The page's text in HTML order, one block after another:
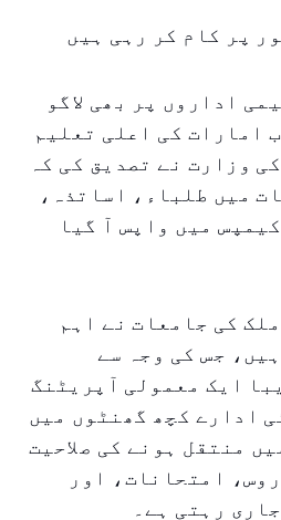
پر کام کر رہی ہیں
اداروں پر بھی لاگو
امارات کی اعلی تعلیم
وزارت نے تصدیق کی کہ
میں طلباء، اساتذہ،
میں واپس آ گیا
کی جامعات نے اہم
جس کی وجہ سے
ایک معمولی آپریٹنگ
ادارے کچھ گھنٹوں میں
منتقل ہونے کی صلاحیت
امتحانات، اور
رہتی ہے۔